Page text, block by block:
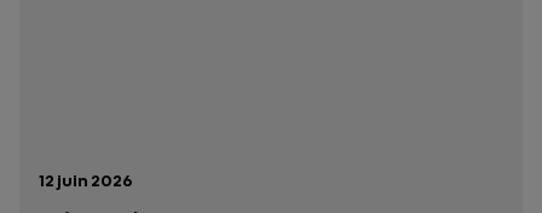
Date de publication:
12 juin 2026